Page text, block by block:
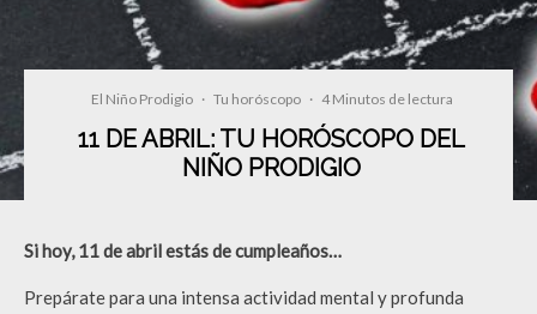
El Niño Prodigio · Tu horóscopo · 4 Minutos de lectura
11 DE ABRIL: TU HORÓSCOPO DEL
NIÑO PRODIGIO
Si hoy, 11 de abril estás de cumpleaños…
Prepárate para una intensa actividad mental y profunda